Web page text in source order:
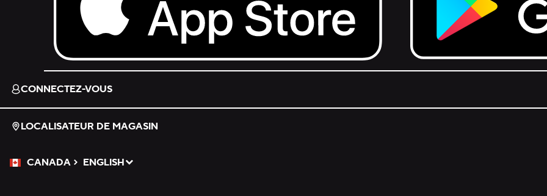
Download on the App Store.
Get it on Google Play.
CONNECTEZ-VOUS
LOCALISATEUR DE MAGASIN
CANADA
Veuillez sélectionner une langue
ENGLISH
Sélectionné